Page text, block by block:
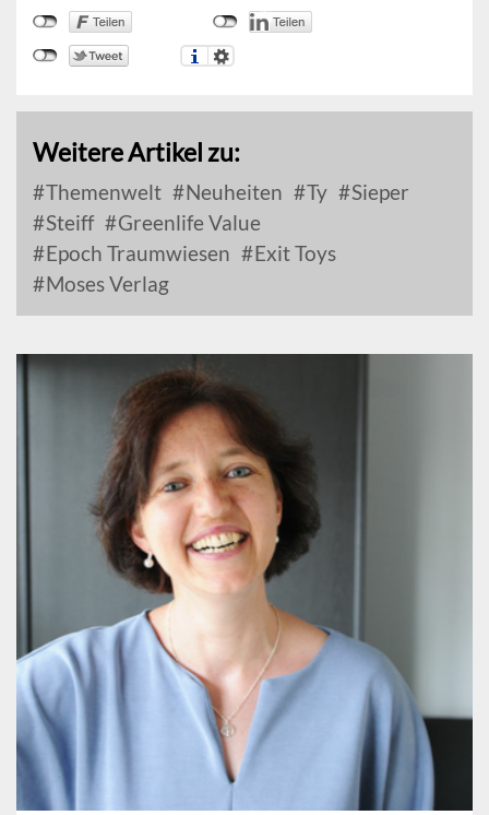
Weitere Artikel zu:
Themenwelt Neuheiten Ty
Sieper
Steiff
Greenlife Value
Epoch Traumwiesen
Exit Toys
Moses Verlag